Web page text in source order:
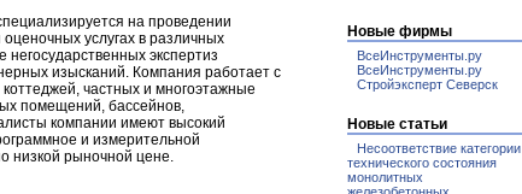
на проведении
услугах в различных
экспертиз
изысканий. Компания работает с
частных и многоэтажные
помещений, бассейнов,
компании имеют высокий
и измерительной
низкой рыночной цене.
Новые фирмы
ВсеИнструменты.ру
ВсеИнструменты.ру
Стройэксперт Северск
Новые статьи
Несоответствие категории
технического состояния
монолитных